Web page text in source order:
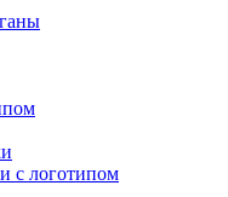
с логотипом